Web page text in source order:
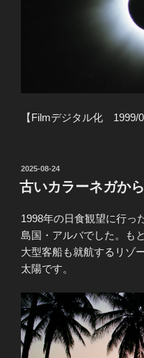
【Filmデジタル化 1999/
投
稿
日:
2025-08-24
古いカラーネガか
1998年の日食観望に行っ
島国・アルバでした。も
大型客船も就航するリゾ
太陽です。